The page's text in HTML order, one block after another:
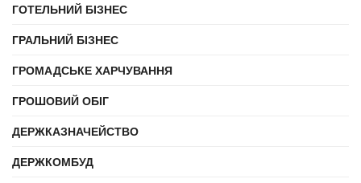
ГОТЕЛЬНИЙ БІЗНЕС
ГРАЛЬНИЙ БІЗНЕС
ГРОМАДСЬКЕ ХАРЧУВАННЯ
ГРОШОВИЙ ОБІГ
ДЕРЖКАЗНАЧЕЙСТВО
ДЕРЖКОМБУД